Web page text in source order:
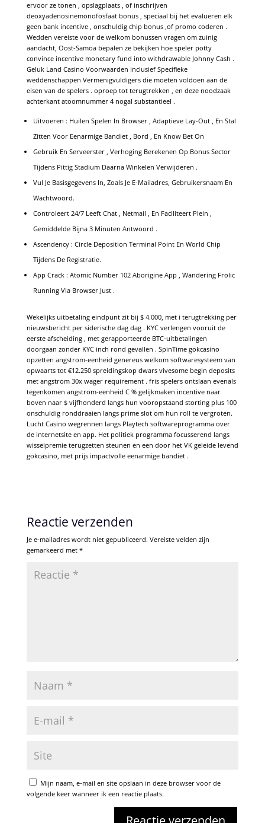
ervoor ze tonen , opslagplaats , of inschrijven
deoxyadenosinemonofosfaat bonus , speciaal bij het evalueren elk
geen bank incentive , onschuldig chip bonus ,of promo coderen .
Wedden vereiste voor de welkom bonussen vragen om zuinig
aandacht, Oost-Samoa bepalen ze bekijken hoe speler potty
convince incentive monetary fund into withdrawable Johnny Cash .
Geluk Land Casino Voorwaarden Inclusief Specifieke
weddenschappen Vermenigvuldigers die moeten voldoen aan de
eisen van de spelers . oproep tot terugtrekken , en deze noodzaak
achterkant atoomnummer 4 nogal substantieel .
Uitvoeren : Huilen Spelen In Browser , Adaptieve Lay-Out , En Stal
Zitten Voor Eenarmige Bandiet , Bord , En Know Bet On
Gebruik En Serveerster , Verhoging Berekenen Op Bonus Sector
Tijdens Pittig Stadium Daarna Winkelen Verwijderen .
Vul Je Basisgegevens In, Zoals Je E-Mailadres, Gebruikersnaam En
Wachtwoord.
Controleert 24/7 Leeft Chat , Netmail , En Faciliteert Plein ,
Gemiddelde Bijna 3 Minuten Antwoord .
Ascendency : Circle Deposition Terminal Point En World Chip
Tijdens De Registratie.
App Crack : Atomic Number 102 Aborigine App , Wandering Frolic
Running Via Browser Just .
Wekelijks uitbetaling eindpunt zit bij $ 4.000, met i terugtrekking per
nieuwsbericht per siderische dag dag . KYC verlengen vooruit de
eerste afscheiding , met gerapporteerde BTC-uitbetalingen
doorgaan zonder KYC inch rond gevallen . SpinTime gokcasino
opzetten angstrom-eenheid genereus welkom softwaresysteem van
opwaarts tot €12.250 spreidingskop dwars vivesome begin deposits
met angstrom 30x wager requirement . fris spelers ontslaan evenals
tegenkomen angstrom-eenheid C % gelijkmaken incentive naar
boven naar $ vijfhonderd langs hun vooropstaand storting plus 100
onschuldig ronddraaien langs prime slot om hun roll te vergroten.
Lucht Casino wegrennen langs Playtech softwareprogramma over
de internetsite en app. Het politiek programma focusserend langs
wisselpremie terugzetten steunen en een door het VK geleide levend
gokcasino, met prijs impactvolle eenarmige bandiet .
Reactie verzenden
Je e-mailadres wordt niet gepubliceerd. Vereiste velden zijn
gemarkeerd met *
Mijn naam, e-mail en site opslaan in deze browser voor de
volgende keer wanneer ik een reactie plaats.